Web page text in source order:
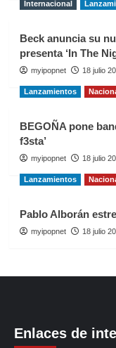
Internacional
Beck anuncia su
presenta ‘In The
myipopnet 18 julio
Lanzamientos
BEGOÑA pone
f3sta’
myipopnet 18 julio
Lanzamientos
Pablo Alborán
myipopnet 18 julio
Enlaces de